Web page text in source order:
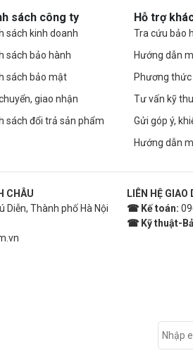
sách công ty
sách kinh doanh
sách bảo hành
sách bảo mật
giao nhận
sách đổi trả sản phẩm
Hỗ trợ
Tra cứu bảo
Hướng dẫn
Phương
Tư vấn kỹ
Gửi góp ý,
Hướng dẫn
CHÂU
Diễn, Thành phố Hà Nội
LIÊN HỆ GIAO
☎ Kế toán:
☎ Kỹ thuật-